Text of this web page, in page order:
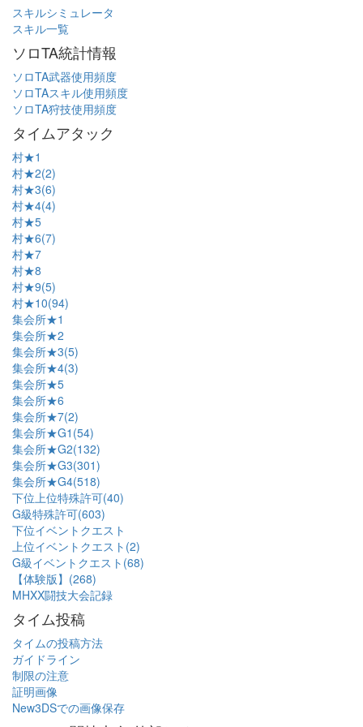
スキルシミュレータ
スキル一覧
ソロTA統計情報
ソロTA武器使用頻度
ソロTAスキル使用頻度
ソロTA狩技使用頻度
タイムアタック
村★1
村★2(2)
村★3(6)
村★4(4)
村★5
村★6(7)
村★7
村★8
村★9(5)
村★10(94)
集会所★1
集会所★2
集会所★3(5)
集会所★4(3)
集会所★5
集会所★6
集会所★7(2)
集会所★G1(54)
集会所★G2(132)
集会所★G3(301)
集会所★G4(518)
下位上位特殊許可(40)
G級特殊許可(603)
下位イベントクエスト
上位イベントクエスト(2)
G級イベントクエスト(68)
【体験版】(268)
MHXX闘技大会記録
タイム投稿
タイムの投稿方法
ガイドライン
制限の注意
証明画像
New3DSでの画像保存